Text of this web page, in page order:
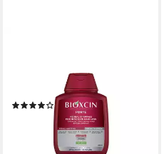
Shampoo – Intensive Pflege
gegen Haarausfall, B11, 300ml
(3)
(39,67 €/ 1 l)
lieferbar - in 2-3 Werktagen bei dir